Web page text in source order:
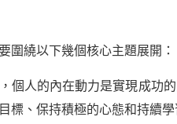
圍繞以下幾個核心主題展開：
個人的內在動力是實現成功
標、保持積極的心態和持續學